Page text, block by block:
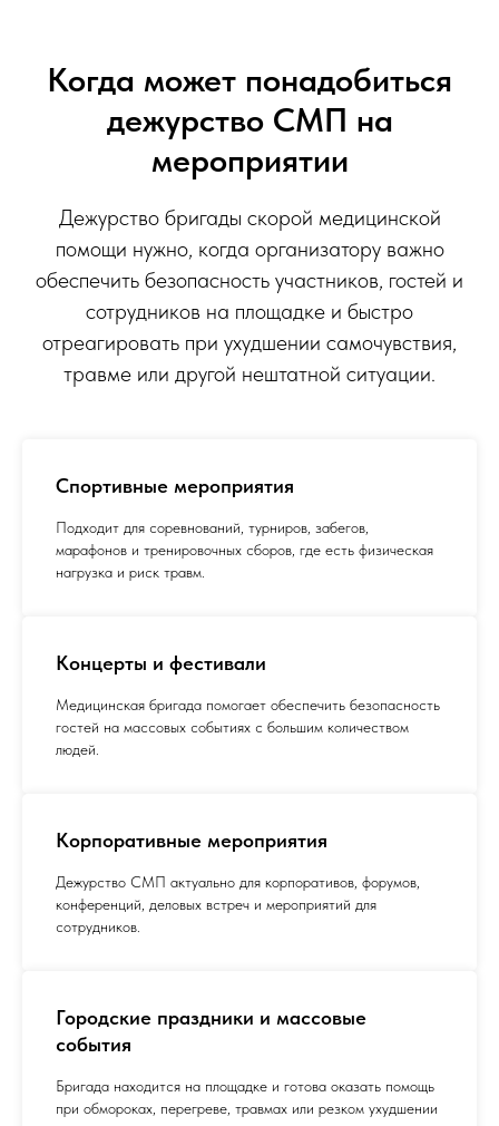
Когда может понадобиться
дежурство СМП на
мероприятии
Дежурство бригады скорой медицинской
помощи нужно, когда организатору важно
обеспечить безопасность участников, гостей и
сотрудников на площадке и быстро
отреагировать при ухудшении самочувствия,
травме или другой нештатной ситуации.
Спортивные мероприятия
Подходит для соревнований, турниров, забегов,
марафонов и тренировочных сборов, где есть физическая
нагрузка и риск травм.
Концерты и фестивали
Медицинская бригада помогает обеспечить безопасность
гостей на массовых событиях с большим количеством
людей.
Корпоративные мероприятия
Дежурство СМП актуально для корпоративов, форумов,
конференций, деловых встреч и мероприятий для
сотрудников.
Городские праздники и массовые
события
Бригада находится на площадке и готова оказать помощь
при обмороках, перегреве, травмах или резком ухудшении